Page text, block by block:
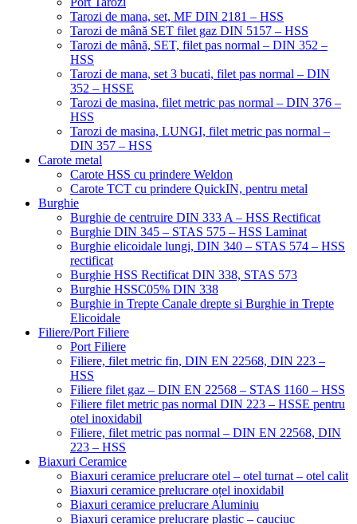
Tarozi de mana, set, MF DIN 2181 – HSS
Tarozi de mână SET filet gaz DIN 5157 – HSS
Tarozi de mână, SET, filet pas normal – DIN 352 –
HSS
Tarozi de mana, set 3 bucati, filet pas normal – DIN
352 – HSSE
Tarozi de masina, filet metric pas normal – DIN 376 –
HSS
Tarozi de masina, LUNGI, filet metric pas normal –
DIN 357 – HSS
Carote metal
Carote HSS cu prindere Weldon
Carote TCT cu prindere QuickIN, pentru metal
Burghie
Burghie de centruire DIN 333 A – HSS Rectificat
Burghie DIN 345 – STAS 575 – HSS Laminat
Burghie elicoidale lungi, DIN 340 – STAS 574 – HSS
rectificat
Burghie HSS Rectificat DIN 338, STAS 573
Burghie HSSC05% DIN 338
Burghie in Trepte Canale drepte si Burghie in Trepte
Elicoidale
Filiere/Port Filiere
Port Filiere
Filiere, filet metric fin, DIN EN 22568, DIN 223 –
HSS
Filiere filet gaz – DIN EN 22568 – STAS 1160 – HSS
Filiere filet metric pas normal DIN 223 – HSSE pentru
otel inoxidabil
Filiere, filet metric pas normal – DIN EN 22568, DIN
223 – HSS
Biaxuri Ceramice
Biaxuri ceramice prelucrare otel – otel turnat – otel calit
Biaxuri ceramice prelucrare oțel inoxidabil
Biaxuri ceramice prelucrare Aluminiu
Biaxuri ceramice prelucrare plastic – cauciuc